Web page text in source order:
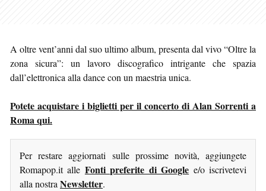
A oltre vent’anni dal suo ultimo album, presenta dal vivo “Oltre la
zona sicura”: un lavoro discografico intrigante che spazia
dall’elettronica alla dance con un maestria unica.
Potete acquistare i biglietti per il concerto di Alan Sorrenti a
Roma qui.
Per restare aggiornati sulle prossime novità, aggiungete
Romapop.it alle Fonti preferite di Google e/o iscrivetevi
alla nostra Newsletter.